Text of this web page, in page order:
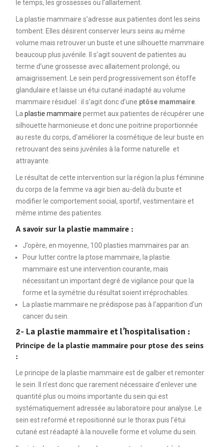
le temps, les grossesses ou l’allaitement.
La plastie mammaire s’adresse aux patientes dont les seins
tombent. Elles désirent conserver leurs seins au même
volume mais retrouver un buste et une silhouette mammaire
beaucoup plus juvénile. Il s’agit souvent de patientes au
terme d’une grossesse avec allaitement prolongé, ou
amaigrissement. Le sein perd progressivement son étoffe
glandulaire et laisse un étui cutané inadapté au volume
mammaire résiduel : il s’agit donc d’une ptôse mammaire.
La plastie mammaire permet aux patientes de récupérer une
silhouette harmonieuse et donc une poitrine proportionnée
au reste du corps, d’améliorer la cosmétique de leur buste en
retrouvant des seins juvéniles à la forme naturelle et
attrayante.
Le résultat de cette intervention sur la région la plus féminine
du corps de la femme va agir bien au-delà du buste et
modifier le comportement social, sportif, vestimentaire et
même intime des patientes.
A savoir sur la plastie mammaire :
J’opère, en moyenne, 100 plasties mammaires par an.
Pour lutter contre la ptose mammaire, la plastie
mammaire est une intervention courante, mais
nécessitant un important degré de vigilance pour que la
forme et la symétrie du résultat soient irréprochables.
La plastie mammaire ne prédispose pas à l’apparition d’un
cancer du sein.
2- La plastie mammaire et l’hospitalisation :
Principe de la plastie mammaire pour ptose des seins
:
Le principe de la plastie mammaire est de galber et remonter
le sein. Il n’est donc que rarement nécessaire d’enlever une
quantité plus ou moins importante du sein qui est
systématiquement adressée au laboratoire pour analyse. Le
sein est reformé et repositionné sur le thorax puis l’étui
cutané est réadapté à la nouvelle forme et volume du sein.